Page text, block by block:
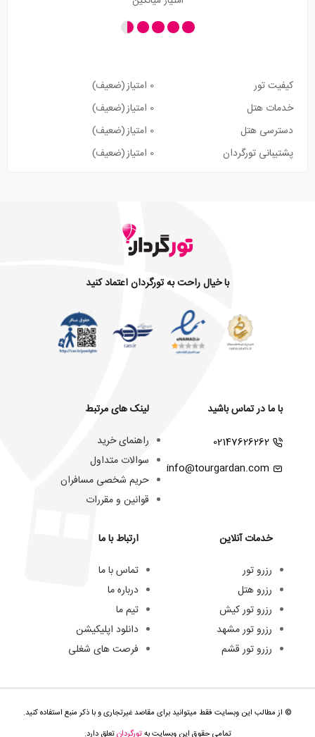
کیفیت تور 0 امتیاز
(ضعیف)
خدمات هتل
0 امتیاز
(ضعیف)
دسترسی هتل
0 امتیاز
(ضعیف)
پشتیبانی تورگردان
0 امتیاز (ضعیف)
با خیال راحت به تورگردان اعتماد کنید
با ما در تماس باشید
02147626262
info@tourgardan.com
خدمات آنلاین
رزرو تور
رزرو هتل
رزرو تور کیش
رزرو تور مشهد
رزرو تور قشم
لینک های مرتبط
راهنمای خرید
سوالات متداول
حریم شخصی مسافران
قوانین و مقررات
ارتباط با ما
تماس با ما
درباره ما
تیم ما
دانلود اپلیکیشن
فرصت های شغلی
© از مطالب این وبسایت فقط میتوانید برای مقاصد غیرتجاری و با ذکر منبع استفاده کنید.
تمامی حقوق این وبسایت بهتورگردانتعلق دارد.